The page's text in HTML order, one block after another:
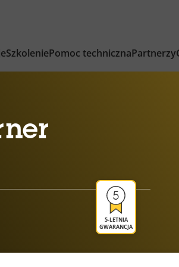
SzkoleniePomoc technicznaPartnerzy
5-LETNIA
GWARANCJA